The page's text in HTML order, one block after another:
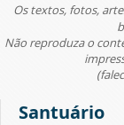
Os textos, fotos,
Não reproduza o
Santuário